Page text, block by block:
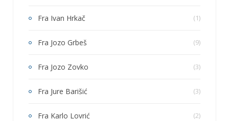
Fra Ivan Hrkač (1)
Fra Jozo Grbeš (9)
Fra Jozo Zovko (3)
Fra Jure Barišić (3)
Fra Karlo Lovrić (2)